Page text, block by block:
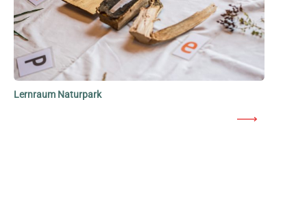
Lernraum Naturpark